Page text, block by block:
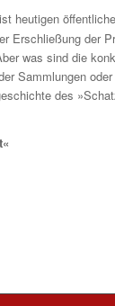
heutigen
Erschließung der
was sind die
Sammlungen
des